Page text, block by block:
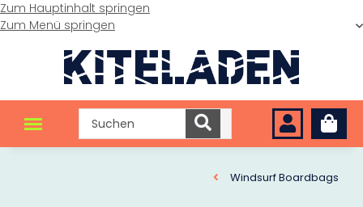
Zum Hauptinhalt springen
Zum Menü springen
Windsurf Boardbags